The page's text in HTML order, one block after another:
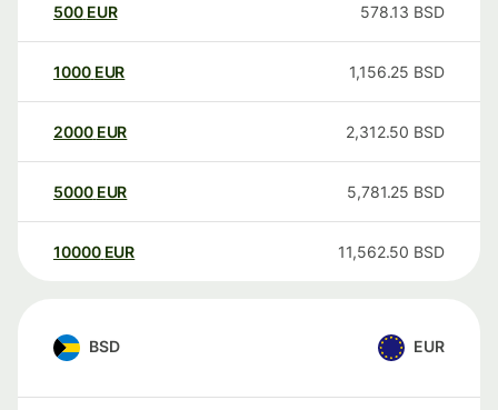
500 EUR 578.13 BSD
1000 EUR 1,156.25 BSD
2000 EUR 2,312.50 BSD
5000 EUR 5,781.25 BSD
10000 EUR 11,562.50 BSD
BSD EUR